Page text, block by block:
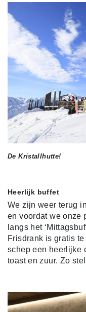
De Kristallhutte!
Heerlijk buffet
We zijn weer terug
en voordat we onze
langs het
Frisdrank is gratis
schep een heerlijke
toast en zuur. Zo